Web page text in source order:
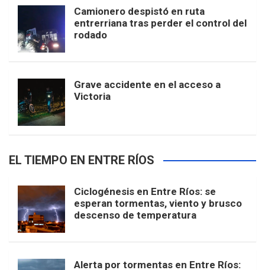
Camionero despistó en ruta
entrerriana tras perder el control del
rodado
Grave accidente en el acceso a
Victoria
EL TIEMPO EN ENTRE RÍOS
Ciclogénesis en Entre Ríos: se
esperan tormentas, viento y brusco
descenso de temperatura
Alerta por tormentas en Entre Ríos: